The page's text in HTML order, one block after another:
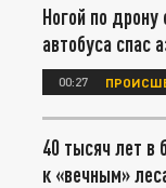
Ногой по
автобуса спас
00:27
40 тысяч лет в
к «вечным»